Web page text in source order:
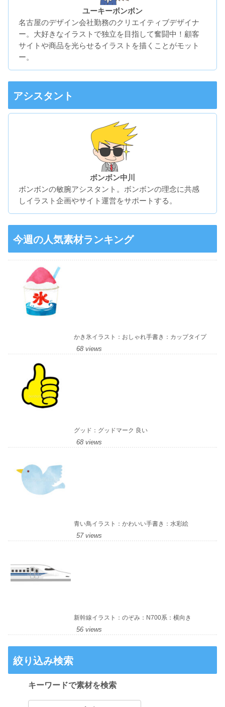
ユーキーボンボン
名古屋のデザイン会社勤務のクリエイティブデザイナ
ー。大好きなイラストで独立を目指して奮闘中！顧客
サイトや商品を光らせるイラストを描くことがモット
ー。
アシスタント
ボンボン中川
ボンボンの敏腕アシスタント。ボンボンの理念に共感
しイラスト企画やサイト運営をサポートする。
今週の人気素材ランキング
かき氷イラスト：おしゃれ手書き：カップタイプ
68 views
グッド：グッドマーク 良い
68 views
青い鳥イラスト：かわいい手書き：水彩絵
57 views
新幹線イラスト：のぞみ：N700系：横向き
56 views
絞り込み検索
キーワードで素材を検索